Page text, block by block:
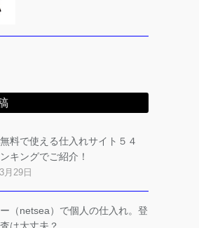
料で使える仕入れサイト５４
キングでご紹介！
月29日
（netsea）で個人の仕入れ。登